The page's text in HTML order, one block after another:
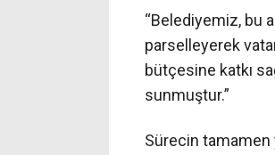
“Belediyemiz, bu
parselleyerek
bütçesine katkı
sunmuştur.”
Sürecin tamamen